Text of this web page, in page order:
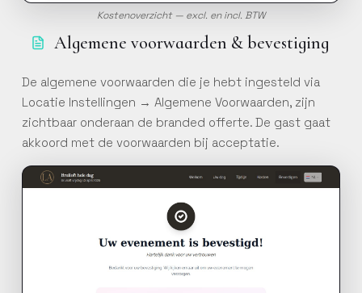
Kostenoverzicht — excl. en incl. BTW
Algemene voorwaarden & bevestiging
De algemene voorwaarden die je hebt ingesteld via
Locatie Instellingen → Algemene Voorwaarden, zijn
zichtbaar onderaan de branded offerte. De gast gaat
akkoord met de voorwaarden bij acceptatie.